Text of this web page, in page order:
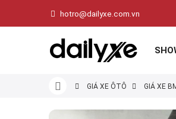
hotro@dailyxe.com.vn
GIÁ XE ÔTÔ GIÁ XE